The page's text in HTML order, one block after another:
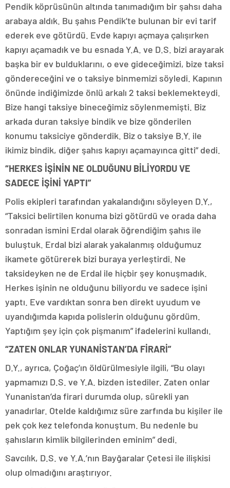
Pendik köprüsünün altında tanımadığım bir şahsı daha
arabaya aldık. Bu şahıs Pendik’te bulunan bir evi tarif
ederek eve götürdü. Evde kapıyı açmaya çalışırken
kapıyı açamadık ve bu esnada Y.A. ve D.S. bizi arayarak
başka bir ev bulduklarını, o eve gideceğimizi, bize taksi
göndereceğini ve o taksiye binmemizi söyledi. Kapının
önünde indiğimizde önlü arkalı 2 taksi beklemekteydi.
Bize hangi taksiye bineceğimiz söylenmemişti. Biz
arkada duran taksiye bindik ve bize gönderilen
konumu taksiciye gönderdik. Biz o taksiye B.Y. ile
ikimiz bindik, diğer şahıs kapıyı açamayınca gitti” dedi.
“HERKES İŞİNİN NE OLDUĞUNU BİLİYORDU VE
SADECE İŞİNİ YAPTI”
Polis ekipleri tarafından yakalandığını söyleyen D.Y.,
“Taksici belirtilen konuma bizi götürdü ve orada daha
sonradan ismini Erdal olarak öğrendiğim şahıs ile
buluştuk. Erdal bizi alarak yakalanmış olduğumuz
ikamete götürerek bizi buraya yerleştirdi. Ne
taksideyken ne de Erdal ile hiçbir şey konuşmadık.
Herkes işinin ne olduğunu biliyordu ve sadece işini
yaptı. Eve vardıktan sonra ben direkt uyudum ve
uyandığımda kapıda polislerin olduğunu gördüm.
Yaptığım şey için çok pişmanım” ifadelerini kullandı.
“ZATEN ONLAR YUNANİSTAN’DA FİRARİ”
D.Y., ayrıca, Çoğaç’ın öldürülmesiyle ilgili, “Bu olayı
yapmamızı D.S. ve Y.A. bizden istediler. Zaten onlar
Yunanistan’da firari durumda olup, sürekli yan
yanadırlar. Otelde kaldığımız süre zarfında bu kişiler ile
pek çok kez telefonda konuştum. Bu nedenle bu
şahısların kimlik bilgilerinden eminim” dedi.
Savcılık, D.S. ve Y.A.’nın Bayğaralar Çetesi ile ilişkisi
olup olmadığını araştırıyor.